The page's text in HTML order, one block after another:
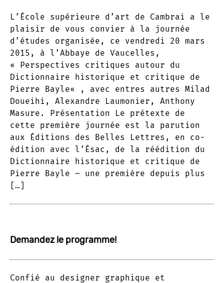
L’École supérieure d’art de Cambrai a le
plaisir de vous convier à la journée
d’études organisée, ce vendredi 20 mars
2015, à l’Abbaye de Vaucelles,
« Perspectives critiques autour du
Dictionnaire historique et critique de
Pierre Bayle« , avec entres autres Milad
Doueihi, Alexandre Laumonier, Anthony
Masure. Présentation Le prétexte de
cette première journée est la parution
aux Éditions des Belles Lettres, en co-
édition avec l’Ésac, de la réédition du
Dictionnaire historique et critique de
Pierre Bayle – une première depuis plus
[…]
Demandez le programme!
Confié au designer graphique et